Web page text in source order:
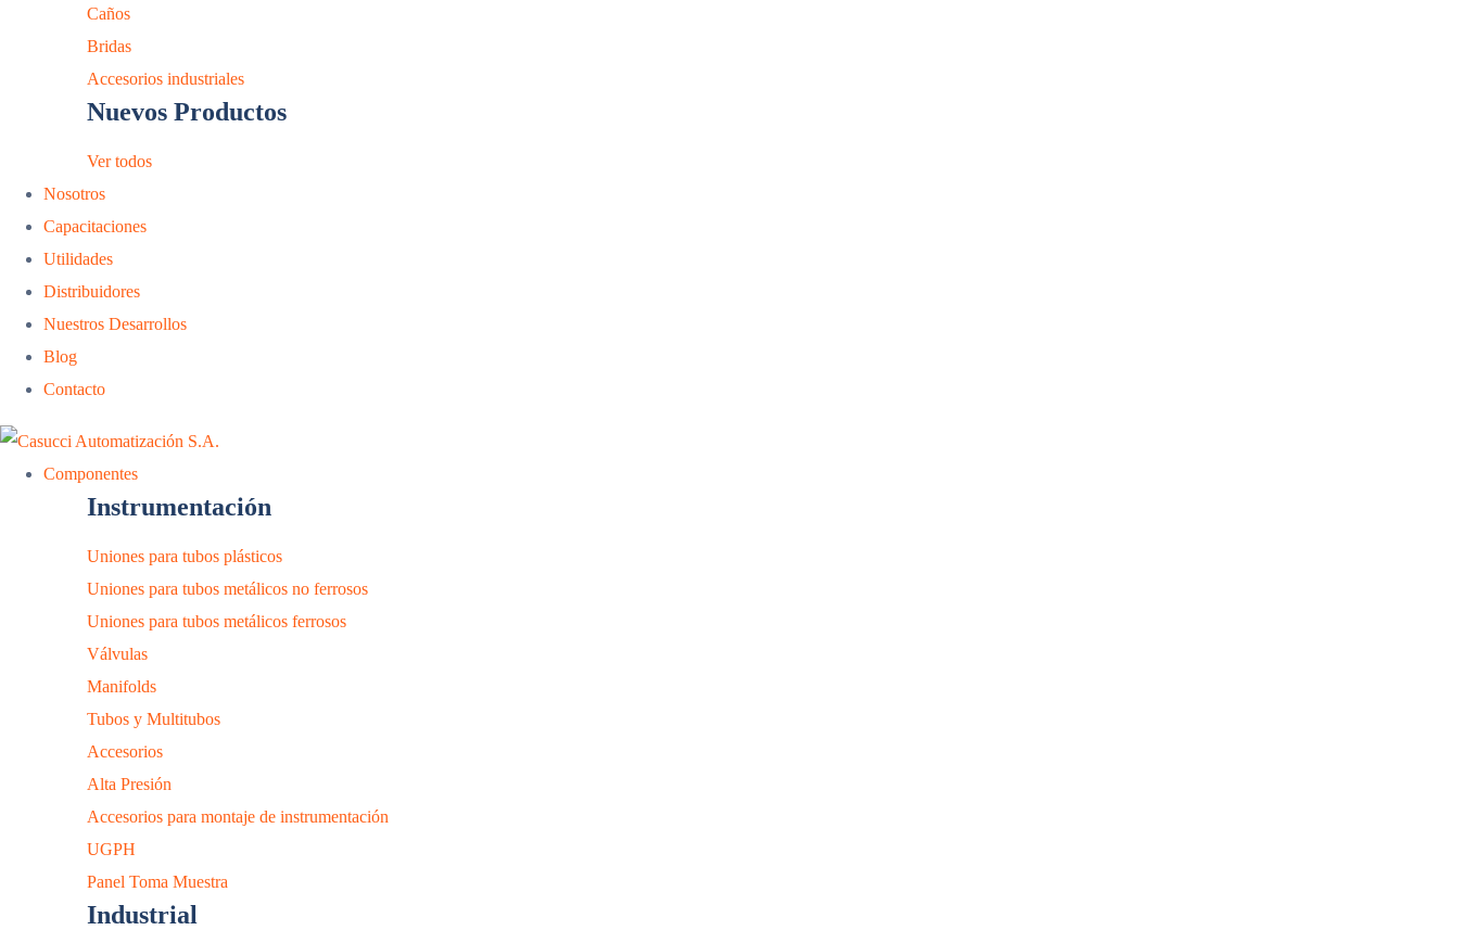
Caños
Bridas
Accesorios industriales
Nuevos Productos
Ver todos
Nosotros
Capacitaciones
Utilidades
Distribuidores
Nuestros Desarrollos
Blog
Contacto
Componentes
Instrumentación
Uniones para tubos plásticos
Uniones para tubos metálicos no ferrosos
Uniones para tubos metálicos ferrosos
Válvulas
Manifolds
Tubos y Multitubos
Accesorios
Alta Presión
Accesorios para montaje de instrumentación
UGPH
Panel Toma Muestra
Industrial